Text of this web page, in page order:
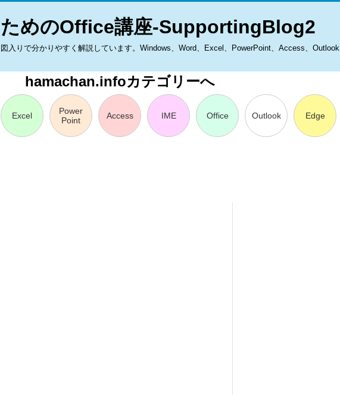
めのOffice講座-SupportingBlog2
入りで分かりやすく解説しています。Windows、Word、Excel、PowerPoint、Access、Outlook
hamachan.infoカテゴリーへ
Excel
Power
Point
Access IME Office Outlook Edge